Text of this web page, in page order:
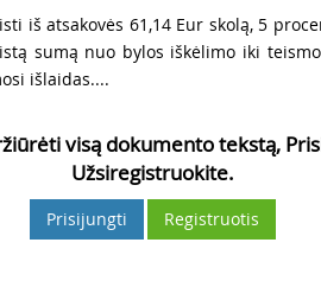
iš atsakovės 61,14 Eur skolą, 5
sumą nuo bylos iškėlimo iki
išlaidas....
visą dokumento tekstą,
Užsiregistruokite.
Prisijungti Registruotis